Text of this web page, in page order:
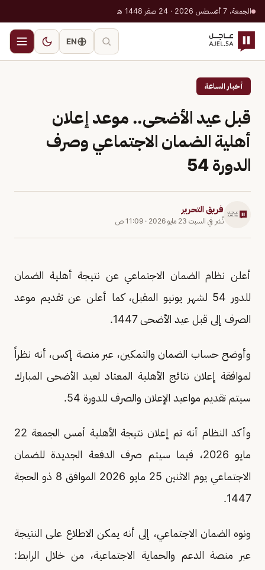
الجمعة، 7 أغسطس 2026 · 24 صفر 1448 هـ
EN
أخبار الساعة
قبل عيد الأضحى.. موعد إعلان
أهلية الضمان الاجتماعي وصرف
الدورة 54
فريق التحرير
نُشر في السبت 23 مايو 2026 · 11:09 ص
أعلن نظام الضمان الاجتماعي عن نتيجة أهلية الضمان
للدور 54 لشهر يونيو المقبل، كما أعلن عن تقديم موعد
الصرف إلى قبل عيد الأضحى 1447.
وأوضح حساب الضمان والتمكين، عبر منصة إكس، أنه نظراً
لموافقة إعلان نتائج الأهلية المعتاد لعيد الأضحى المبارك
سيتم تقديم مواعيد الإعلان والصرف للدورة 54.
وأكد النظام أنه تم إعلان نتيجة الأهلية أمس الجمعة 22
مايو 2026، فيما سيتم صرف الدفعة الجديدة للضمان
الاجتماعي يوم الاثنين 25 مايو 2026 الموافق 8 ذو الحجة
1447.
ونوه الضمان الاجتماعي، إلى أنه يمكن الاطلاع على النتيجة
عبر منصة الدعم والحماية الاجتماعية، من خلال الرابط: